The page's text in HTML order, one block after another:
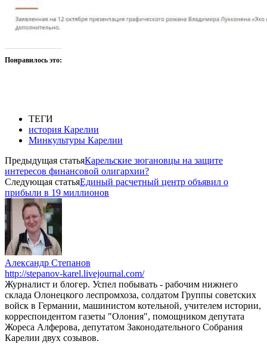
Понравилось это:
ТЕГИ
история Карелии
Минкультуры Карелии
Предыдущая статьяКарельские зюгановцы на защите
интересов финансовой олигархии?
Следующая статьяЕдиный расчетный центр объявил о
прибыли в 19 миллионов
Александр Степанов
http://stepanov-karel.livejournal.com/
Журналист и блогер. Успел побывать - рабочим нижнего
склада Олонецкого леспромхоза, солдатом Группы советских
войск в Германии, машинистом котельной, учителем истории,
корреспондентом газеты "Олония", помощником депутата
Жореса Алферова, депутатом Законодательного Собрания
Карелии двух созывов.